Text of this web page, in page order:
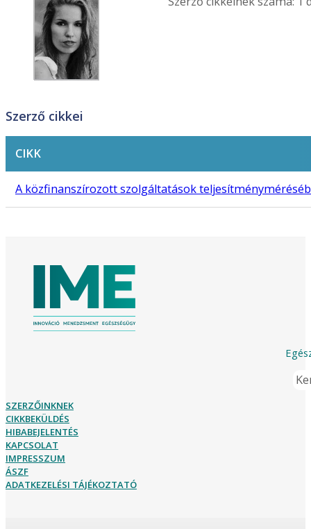
Szerző cikkei
CIKK
A közfinanszírozott szolgáltatások
SZERZŐINKNEK
CIKKBEKÜLDÉS
HIBABEJELENTÉS
KAPCSOLAT
IMPRESSZUM
ÁSZF
ADATKEZELÉSI TÁJÉKOZTATÓ